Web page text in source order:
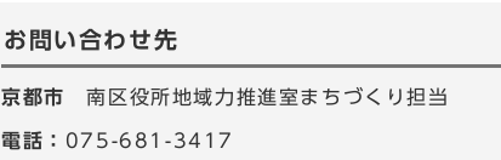
お問い合わせ先
京都市南区役所地域力推進室まちづくり担当
電話： 075-681-3417